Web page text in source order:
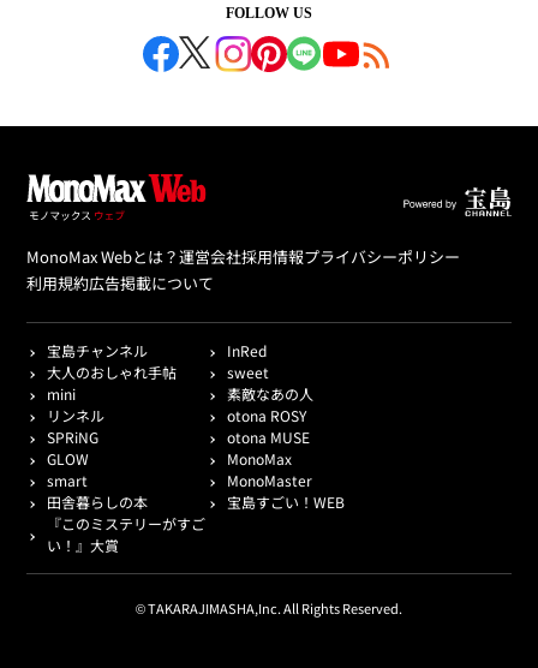
FOLLOW US
MonoMax Webとは？運営会社採用情報プライバシーポリシー
利用規約広告掲載について
宝島チャンネル
InRed
大人のおしゃれ手帖
sweet
mini
素敵なあの人
リンネル
otona ROSY
SPRiNG
otona MUSE
GLOW
MonoMax
smart
MonoMaster
田舎暮らしの本
宝島すごい！WEB
『このミステリーがすご
い！』大賞
© TAKARAJIMASHA,Inc. All Rights Reserved.